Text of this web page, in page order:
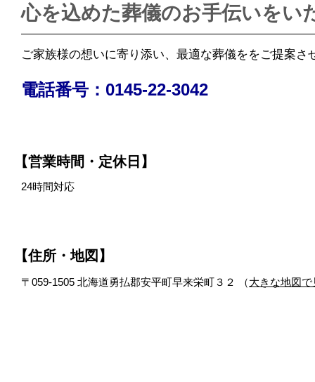
心を込めた葬儀のお手伝いをい
ご家族様の想いに寄り添い、最適な葬儀ををご提案さ
電話番号：0145-22-3042
【営業時間・定休日】
24時間対応
【住所・地図】
〒059-1505 北海道勇払郡安平町早来栄町３２ （大きな地図で